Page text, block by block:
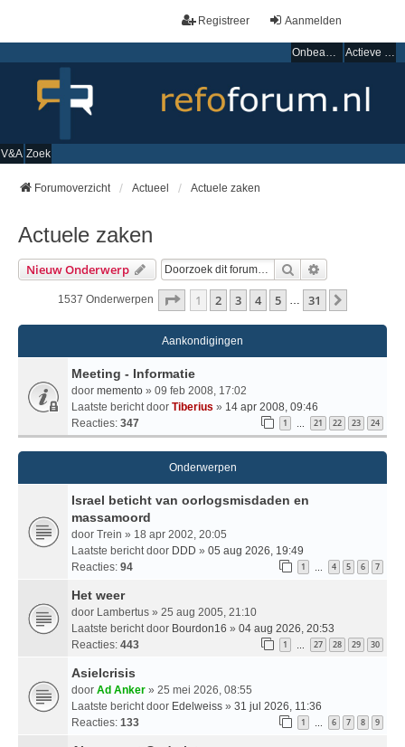
Aanmelden
Registreer
Onbeantwoorde onderwerpen Actieve onderwerpen
V&A Zoek
Forumoverzicht Actueel Actuele zaken
Actuele zaken
Nieuw Onderwerp Zoek
1537 Onderwerpen Pagina Van31
1 2 3 4 5 31
Aankondigingen
Meeting - Informatie
door memento » 09 feb 2008, 17:02
Laatste bericht door Tiberius » 14 apr 2008, 09:46
Reacties: 347 1 … 21 22 23 24
Onderwerpen
Israel beticht van oorlogsmisdaden en
massamoord
door Trein » 18 apr 2002, 20:05
Laatste bericht door DDD » 05 aug 2026, 19:49
Reacties: 94 1 … 4 5 6 7
Het weer
door Lambertus » 25 aug 2005, 21:10
Laatste bericht door Bourdon16 » 04 aug 2026, 20:53
Reacties: 443 1 … 27 28 29 30
Asielcrisis
door Ad Anker » 25 mei 2026, 08:55
Laatste bericht door Edelweiss » 31 jul 2026, 11:36
Reacties: 133 1 … 6 7 8 9